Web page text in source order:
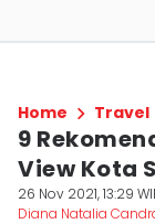
Home Travel
9
View Kota
26 Nov 2021, 13:29
Diana Natalia